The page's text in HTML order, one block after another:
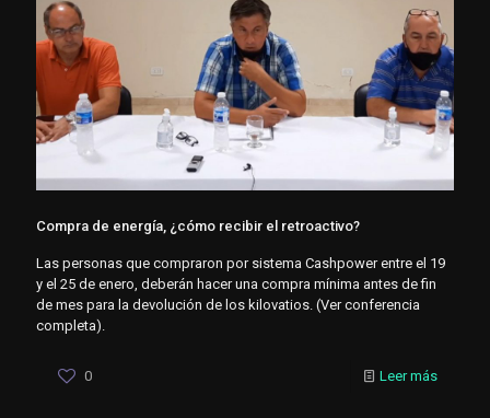
Compra de energía, ¿cómo recibir el retroactivo?
Las personas que compraron por sistema Cashpower entre el 19
y el 25 de enero, deberán hacer una compra mínima antes de fin
de mes para la devolución de los kilovatios. (Ver conferencia
completa).
0 Leer más